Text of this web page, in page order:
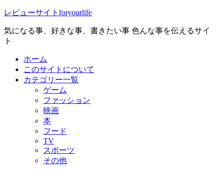
レビューサイトforyourlife
気になる事、好きな事、書きたい事 色んな事を伝えるサイ
ト
ホーム
このサイトについて
カテゴリー一覧
ゲーム
ファッション
映画
本
フード
TV
スポーツ
その他